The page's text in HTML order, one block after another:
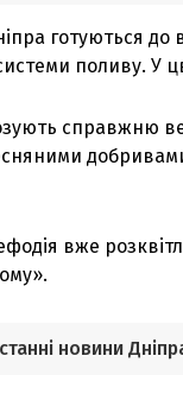
готуються
поливу. У
справжню
вже
новини